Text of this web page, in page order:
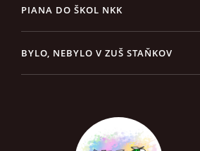
PIANA DO ŠKOL NKK
BYLO, NEBYLO V ZUŠ STAŇKOV